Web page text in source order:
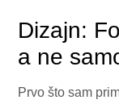
Dizajn:
a ne
Prvo što sam